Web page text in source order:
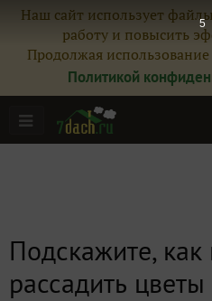
Наш сайт использует
работу и повысить
Продолжая использование
Политикой
Подскажите,
рассадить
4